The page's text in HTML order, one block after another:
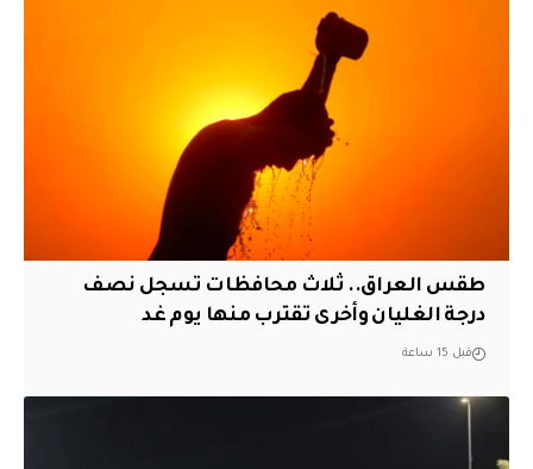
طقس العراق.. ثلاث محافظات تسجل نصف
درجة الغليان وأخرى تقترب منها يوم غد
قبل 15 ساعة